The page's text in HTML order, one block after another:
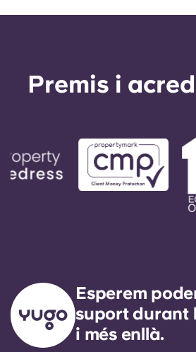
Premis i
Esperem
suport durant
i més enllà.